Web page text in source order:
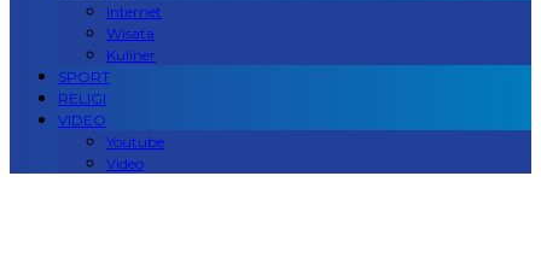
Internet
Wisata
Kuliner
SPORT
RELIGI
VIDEO
Youtube
Video